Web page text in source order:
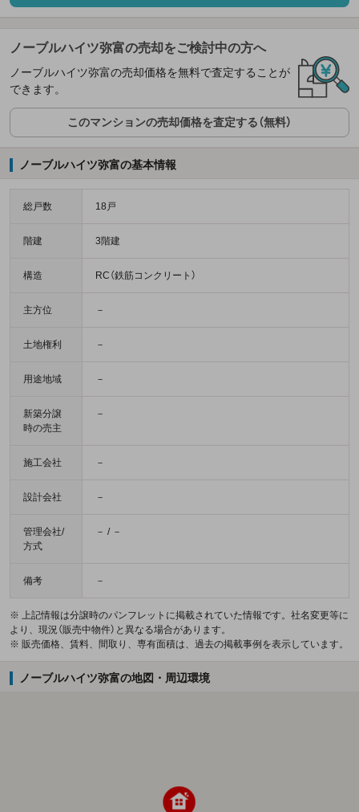
ノーブルハイツ弥富の売却をご検討中の方へ
ノーブルハイツ弥富の売却価格を無料で査定することが
できます。
このマンションの売却価格を査定する（無料）
ノーブルハイツ弥富の基本情報
総戸数 18戸
階建 3階建
構造 RC（鉄筋コンクリート）
主方位 －
土地権利 －
用途地域 －
新築分譲
時の売主
－
施工会社 －
設計会社 －
管理会社/
方式
－ / －
備考 －
※ 上記情報は分譲時のパンフレットに掲載されていた情報です。社名変更等に
より、現況（販売中物件）と異なる場合があります。
※ 販売価格、賃料、間取り、専有面積は、過去の掲載事例を表示しています。
ノーブルハイツ弥富の地図・周辺環境